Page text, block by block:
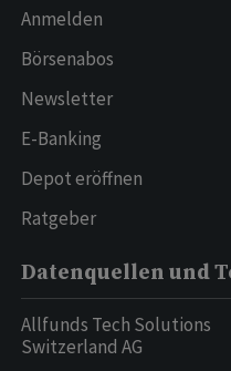
Anmelden
Börsenabos
Newsletter
E-Banking
Depot eröffnen
Ratgeber
Datenquellen und
Allfunds Tech Solutions
Switzerland AG